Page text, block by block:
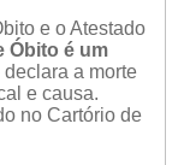
e o Atestado
Óbito é um
declara a morte
e causa.
no Cartório de